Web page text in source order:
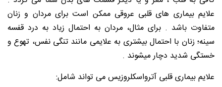
علایم بیماری های قلبی عروقی ممکن است برای مردان و زنان
متفاوت باشد . برای مثال، مردان به احتمال زیاد به درد قفسه
سینه؛ زنان با احتمال بیشتری به علایمی مانند تنگی نفس، تهوع و
خستگی شدید دچار میشوند .
علایم بیماری قلبی آترواسکلروزیس می تواند شامل: